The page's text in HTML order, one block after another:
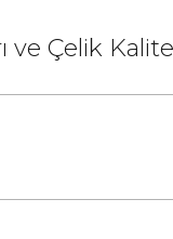
ve Çelik